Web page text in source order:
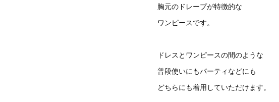
胸元のドレープが特徴的な
ワンピースです。
ドレスとワンピースの間のような
普段使いにもパーティなどにも
どちらにも着用していただけます。